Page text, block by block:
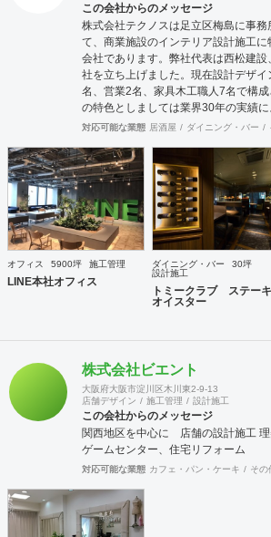
この会社からのメッセージ
株式会社テクノスは足立区梅島に事務
て、商業施設のインテリア設計施工
会社であります。弊社代表は西松建
社を立ち上げました。現在設計デザ
名、営業2名、家具木工職人7名で構
の特色としましては業界30年の実績
空間デザイナーさん達と幅広いパイ
コラボによって、より高いレベルのご
行うことが可能な体制を整えておりま
から自社製造までワンストップで対応
対応とスピディー性、そして品質の安
抑えたコスト低減を売りとしておりま
を抱えていることからアフターケアも
取引させて頂くお客様が多い事と、設
介によるお客様が多いのが営業特徴と
地方のご出店においても、弊社にお声
する事に社員全員が心がけている結
麻布にある高級輸入家具店と、現在10
横にあるハンバーグのお店です。 こち
ることでいかにお客様が利益を出すの
されているのかを改めて学ぶ事で出来
も活かして、ご依頼されるお客様に対
アデザイン設計施工面から、少しでも
そしてご利益を獲得出来るようにし
ければと思います、よろしくお願いい
対応可能な業態 居酒屋 ダイニング・バー
オフィス 5900坪 施工管理
LINE本社オフィス
ダイニング・バー
30坪
設計施工
トミークラブ ステー
オイスター
株式会社ビエント
大阪府大阪市淀川区木川東2-9-13
店舗デザイン
施工管理 設計施工
この会社からのメッセージ
関西地区を中心に 店舗の設計施工 理
ゲームセンター、住宅リフォーム
対応可能な業態 カフェ・パン・ケーキ その